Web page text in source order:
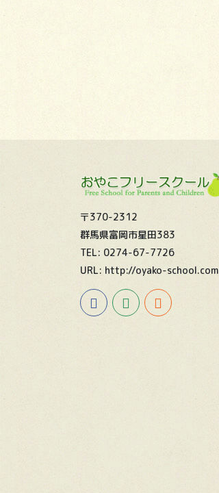
〒370-2312
群馬県富岡市星田383
TEL: 0274-67-7726
URL: http://oyako-school.com